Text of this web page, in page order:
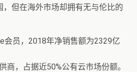
，但在海外市场却拥有无与伦比的
会员，2018年净销售额为2329亿
商，占据近50%公有云市场份额。